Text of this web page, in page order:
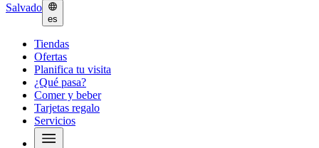
Salvado
es
Tiendas
Ofertas
Planifica tu visita
¿Qué pasa?
Comer y beber
Tarjetas regalo
Servicios